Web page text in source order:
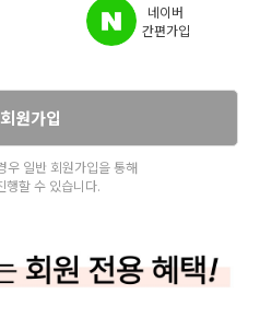
네이버
간편가입
원가입
우 일반 회원가입을 통해
행할 수 있습니다.